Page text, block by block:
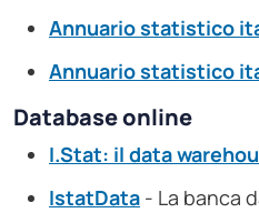
Annuario statistico
Annuario statistico
Database online
I.Stat: il data
IstatData - La banca